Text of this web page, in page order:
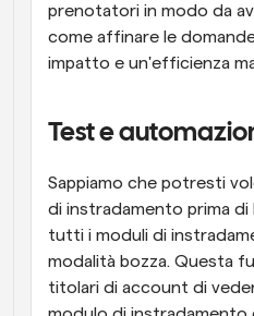
prenotatori in modo da
come affinare le
impatto e un'efficienza
Test e
Sappiamo che potresti
di instradamento prima di
tutti i moduli di
modalità bozza. Questa
titolari di account di